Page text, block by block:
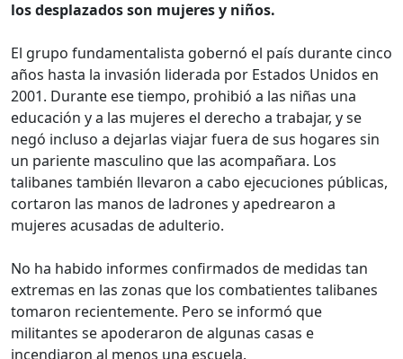
los desplazados son mujeres y niños.
El grupo fundamentalista gobernó el país durante cinco
años hasta la invasión liderada por Estados Unidos en
2001. Durante ese tiempo, prohibió a las niñas una
educación y a las mujeres el derecho a trabajar, y se
negó incluso a dejarlas viajar fuera de sus hogares sin
un pariente masculino que las acompañara. Los
talibanes también llevaron a cabo ejecuciones públicas,
cortaron las manos de ladrones y apedrearon a
mujeres acusadas de adulterio.
No ha habido informes confirmados de medidas tan
extremas en las zonas que los combatientes talibanes
tomaron recientemente. Pero se informó que
militantes se apoderaron de algunas casas e
incendiaron al menos una escuela.